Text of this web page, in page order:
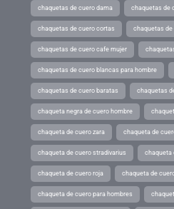
chaquetas de cuero dama chaquetas de
chaquetas de cuero cortas chaquetas
chaquetas de cuero cafe mujer
chaquetas de cuero blancas para hombre
chaquetas de cuero baratas chaquetas
chaqueta negra de cuero hombre
chaqueta de cuero zara chaqueta de
chaqueta de cuero stradivarius chaqueta
chaqueta de cuero roja chaqueta de
chaqueta de cuero para hombres